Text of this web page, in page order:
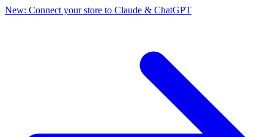
New: Connect your store to Claude & ChatGPT